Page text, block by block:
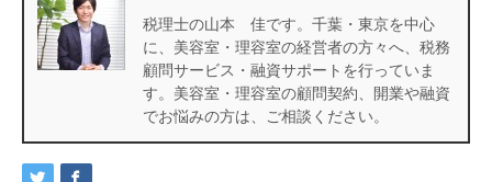
税理士の山本 佳です。千葉・東京を中心
に、美容室・理容室の経営者の方々へ、税務
顧問サービス・融資サポートを行っていま
す。美容室・理容室の顧問契約、開業や融資
でお悩みの方は、ご相談ください。